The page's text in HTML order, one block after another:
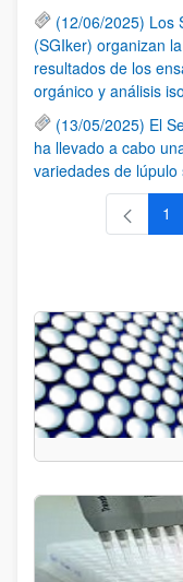
(12/06/2025) Los
(SGIker) organizan
resultados de los
orgánico y análisis
(13/05/2025) El
ha llevado a cabo
variedades de lúpulo
1